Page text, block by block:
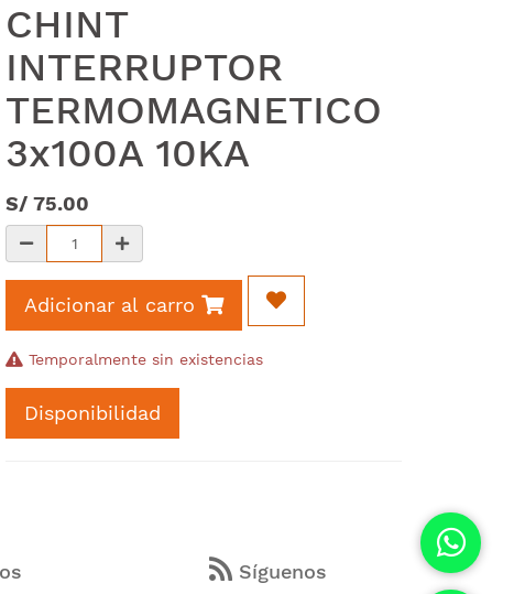
CHINT
INTERRUPTOR
TERMOMAGNETICO
3x100A 10KA
S/ 75.00
Adicionar al carro
Temporalmente sin existencias
Disponibilidad
Síguenos